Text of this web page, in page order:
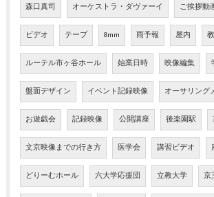
森口真司 オーケストラ・ダヴァーイ ご挨拶動
ビデオ テープ 8mm 雨予報 屋内
ルーテル市ヶ谷ホール 始業日時 映像編集
盤面デザイン イベント記録映像 オーサリング
お遊戯会 記録映像 公開講座 後楽園駅
文京映像までの行き方 医学会 講習ビデオ
どりーむホール 六大学応援団 立教大学 京